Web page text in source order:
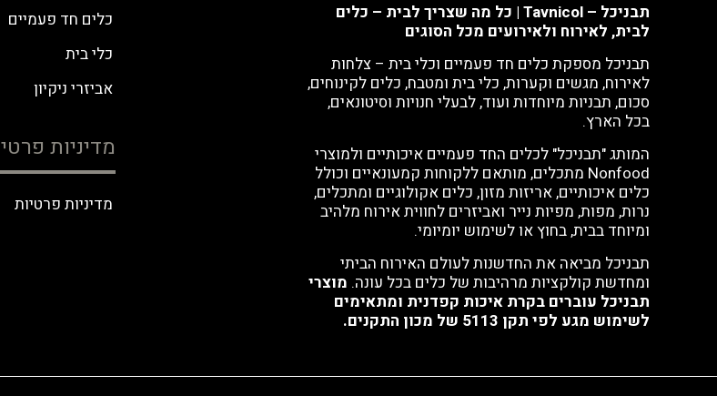
תבניכל – Tavnicol | כל מה שצריך לבית – כלים
לבית, לאירוח ולאירועים מכל הסוגים
תבניכל מספקת כלים חד פעמיים וכלי בית – צלחות
לאירוח, מגשים וקערות, כלי בית ומטבח, כלים לקינוחים,
סכום, תבניות מיוחדות ועוד, לבעלי חנויות וסיטונאים,
בכל הארץ.
המותג "תבניכל" לכלים החד פעמיים איכותיים ולמוצרי
Nonfood מתכלים, מותאם ללקוחות קמעונאיים וכולל
כלים איכותיים, אריזות מזון, כלים אקולוגיים ומתכלים,
נרות, מפות, מפיות נייר ואביזרים לחווית אירוח מלהיב
ומיוחד בבית, בחוץ או לשימוש יומיומי.
תבניכל מביאה את החדשנות לעולם האירוח הביתי
ומחדשת קולקציות מרהיבות של כלים בכל עונה. מוצרי
תבניכל עוברים בקרת איכות קפדנית ומתאימים
לשימוש מגע לפי תקן 5113 של מכון התקנים.
כלים חד פעמיים
כלי בית
אביזרי ניקיון
מדיניות
מדיניות פרטיות